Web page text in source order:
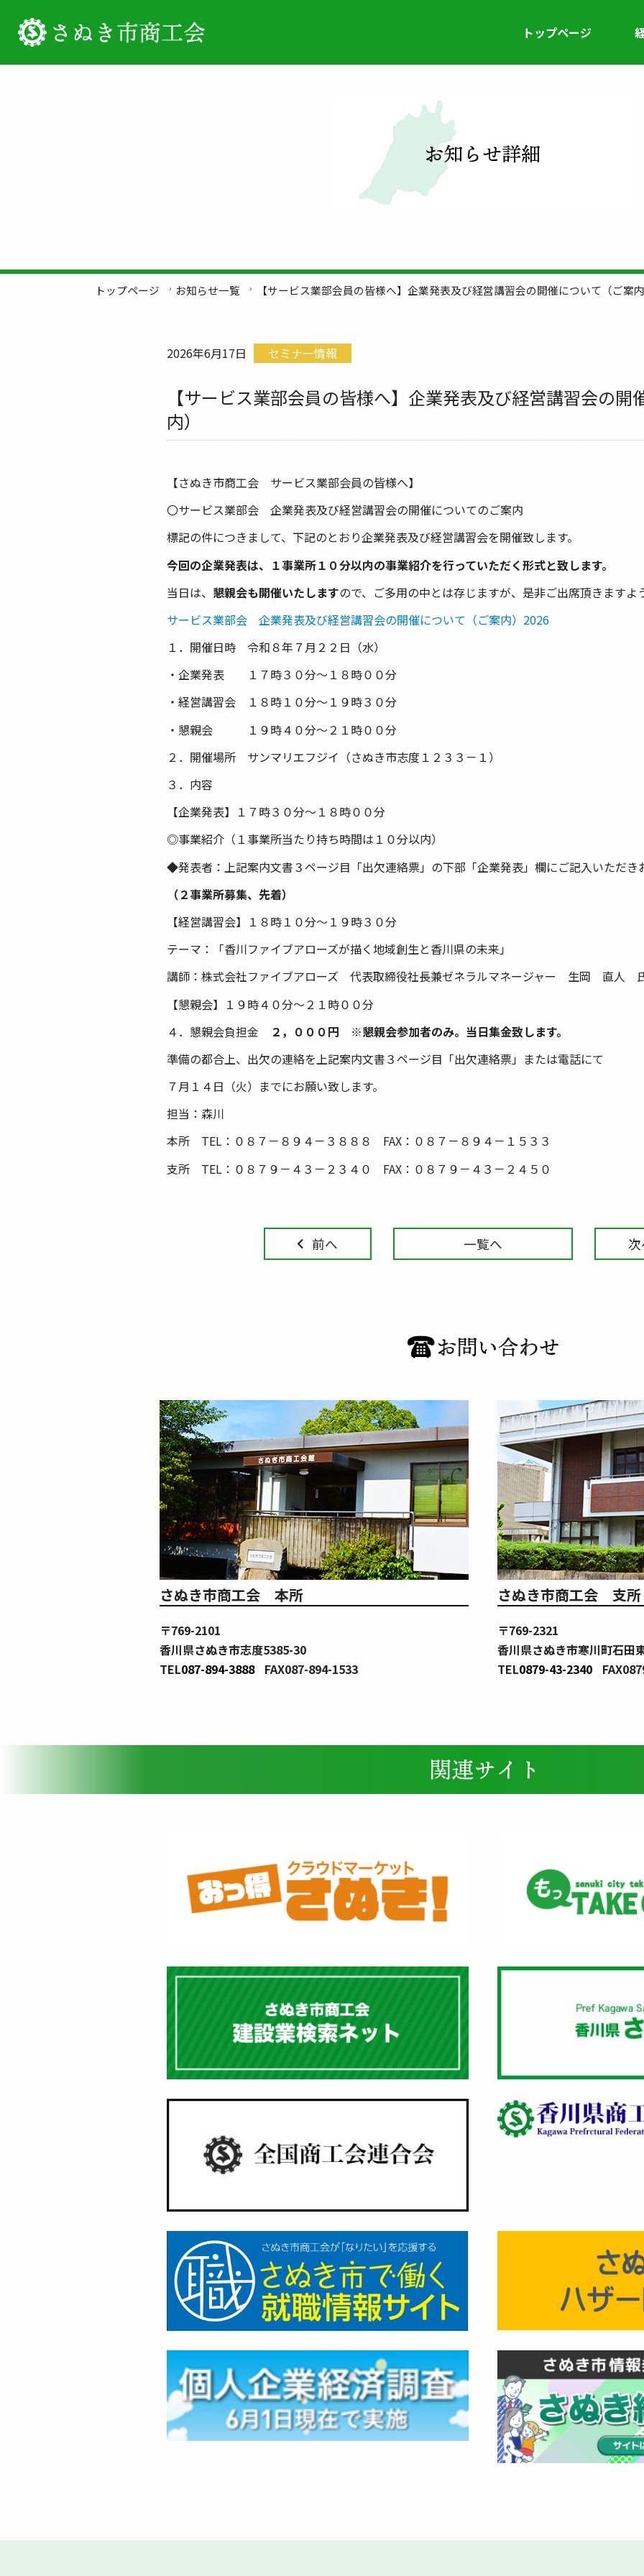
トップページ
トップページ お知らせ一覧 【サービス業部会員の皆様へ】企業発表及び経営講習会の開催について（ご案
2026年6月17日 セミナー情報
【サービス業部会員の皆様へ】企業発表及び経営講習会の開
内）
【さぬき市商工会 サービス業部会員の皆様へ】
〇サービス業部会 企業発表及び経営講習会の開催についてのご案内
標記の件につきまして、下記のとおり企業発表及び経営講習会を開催致します。
今回の企業発表は、１事業所１０分以内の事業紹介を行っていただく形式と致します。
当日は、 懇親会も開催いたしますので、ご多用の中とは存じますが、是非ご出席頂きますよ
サービス業部会 企業発表及び経営講習会の開催について（ご案内）2026
１．開催日時 令和８年７月２２日（水）
・企業発表 １７時３０分～１８時００分
・経営講習会 １８時１０分～１９時３０分
・懇親会 １９時４０分～２１時００分
２．開催場所 サンマリエフジイ（さぬき市志度１２３３－１）
３．内容
【企業発表】１７時３０分～１８時００分
◎事業紹介（１事業所当たり持ち時間は１０分以内）
◆発表者：上記案内文書３ページ目「出欠連絡票」の下部「企業発表」欄にご記入いただき
（２事業所募集、先着）
【経営講習会】１８時１０分～１９時３０分
テーマ：「香川ファイブアローズが描く地域創生と香川県の未来」
講師：株式会社ファイブアローズ 代表取締役社長兼ゼネラルマネージャー 生岡 直人
【懇親会】１９時４０分～２１時００分
４．懇親会負担金
２，０００円 ※懇親会参加者のみ。当日集金致します。
準備の都合上、出欠の連絡を上記案内文書３ページ目「出欠連絡票」または電話にて
７月１４日（火）までにお願い致します。
担当：森川
本所 TEL：０８７－８９４－３８８８ FAX：０８７－８９４－１５３３
支所 TEL：０８７９－４３－２３４０ FAX：０８７９－４３－２４５０
前へ 一覧へ
さぬき市商工会 本所
〒769-2101
香川県さぬき市志度5385-30
TEL087-894-3888 FAX087-894-1533
さぬき市商工会 支所
〒769-2321
香川県さぬき市寒川町石田
TEL0879-43-2340